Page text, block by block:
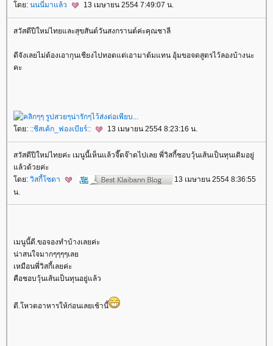
ดย: นนนี่มาแล้ว 13 เมษายน 2554 7:49:07 น.
สวัสดีปีใหม่ไทยและสุขสันต์วันสงกรานต์ค่ะคุณชาลี
ดีจังเลยไม่ต้องเอากุนเชียงไปทอดแต่เอามาต้มแทน อุ้มขอจดสูตรไว้ลองบ้างนะ
คะ
ดย: ::ชีสเค้ก_ฟองเบียร์:: 13 เมษายน 2554 8:23:16 น.
สวัสดีปีใหม่ไทยค่ะ เมนูนี้เห็นแล้วจี๊ดจ๊าดไปเลย พี่วิสกี้ชอบวุ้นเส้นเป็นทุนเดิมอยู่
ล้วด้วยค่ะ
ดย: วิสกี้โซดา
13 เมษายน 2554 8:36:55
น.
เมนูนี้ดี.ขอจองทำบ้างเลยค่ะ
น่าสนใจมากๆๆๆๆเล
เหมือนพี่วิสกี้เลยค่ะ
คือชอบวุ้นเส้นเป็นทุนอยู่แล้ว
ดี.โหวตอาหารให้ก่อนเลยเช้านี้